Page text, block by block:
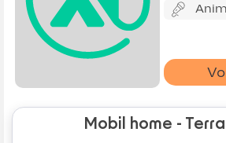
Mobil home -